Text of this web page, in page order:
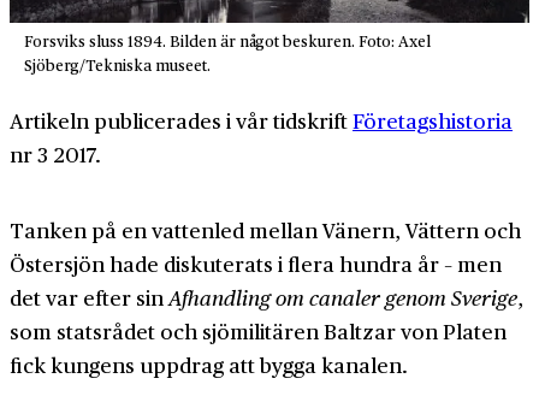
Forsviks sluss 1894. Bilden är något beskuren. Foto: Axel
Sjöberg/Tekniska museet.
Artikeln publicerades i vår tidskriftFöretagshistoria
nr 3 2017.
Tanken på en vattenled mellan Vänern, Vättern och
Östersjön hade diskuterats i flera hundra år – men
det var efter sin Afhandling om canaler genom Sverige,
som statsrådet och sjömilitären Baltzar von Platen
fick kungens uppdrag att bygga kanalen.